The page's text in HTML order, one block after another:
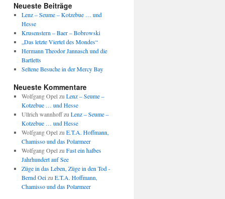
Neueste Beiträge
Lenz – Seume – Kotzebue … und
Hesse
Krusenstern – Baer – Bobrowski
„Das letzte Viertel des Mondes“
Hermann Theodor Jannasch und die
Bartletts
Seltene Besuche in der Mercy Bay
Neueste Kommentare
Wolfgang Opelzu Lenz – Seume –
Kotzebue … und Hesse
Ullrich wannhoffzu Lenz – Seume –
Kotzebue … und Hesse
Wolfgang Opelzu E.T.A. Hoffmann,
Chamisso und das Polarmeer
Wolfgang Opelzu Fast ein halbes
Jahrhundert auf See
Züge in das Leben, Züge in den Tod -
Bernd Oeizu E.T.A. Hoffmann,
Chamisso und das Polarmeer